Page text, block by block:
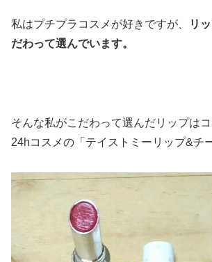
私はプチプラコスメが好きですが、
リ
だわって選んでいます。
そんな私がこだわって選んだリップはコ
24hコスメの「テイストミーリップ&チ